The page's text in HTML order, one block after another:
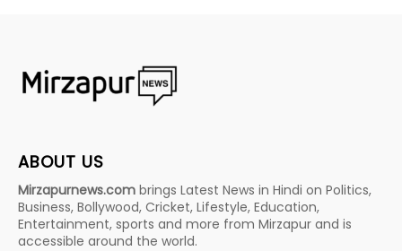
ABOUT US
Mirzapurnews.com brings Latest News in Hindi on Politics,
Business, Bollywood, Cricket, Lifestyle, Education,
Entertainment, sports and more from Mirzapur and is
accessible around the world.